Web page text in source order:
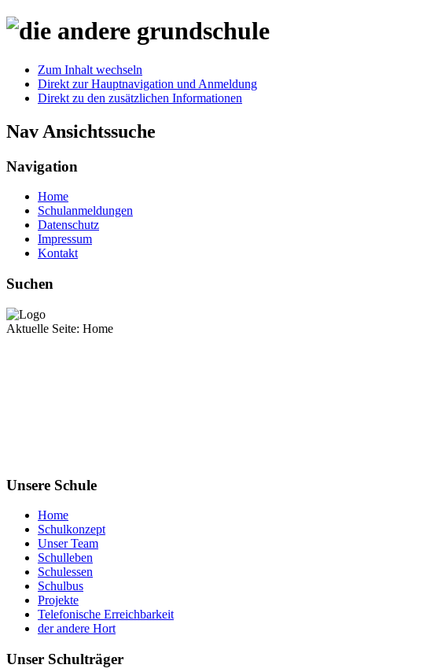
Zum Inhalt wechseln
Direkt zur Hauptnavigation und Anmeldung
Direkt zu den zusätzlichen Informationen
Nav Ansichtssuche
Navigation
Home
Schulanmeldungen
Datenschutz
Impressum
Kontakt
Suchen
Aktuelle Seite: Home
Unsere Schule
Home
Schulkonzept
Unser Team
Schulleben
Schulessen
Schulbus
Projekte
Telefonische Erreichbarkeit
der andere Hort
Unser Schulträger